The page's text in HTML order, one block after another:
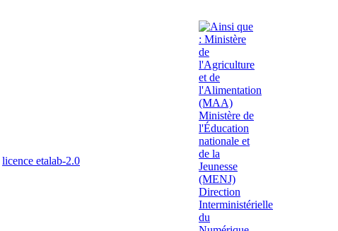
licence etalab-2.0